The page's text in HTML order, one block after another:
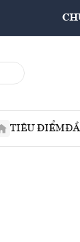
TIÊU ĐIỂM